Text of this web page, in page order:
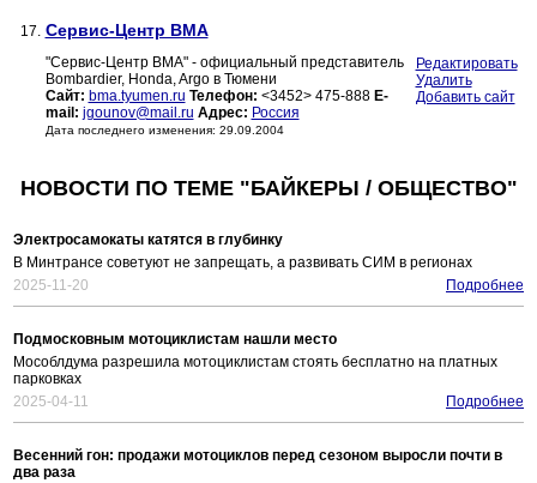
17. Сервис-Центр BMA
"Сервис-Центр BMA" - официальный представитель
Bombardier, Honda, Argo в Тюмени
Сайт: bma.tyumen.ru Телефон: <3452> 475-888 E-
mail: jgounov@mail.ru Адрес: Россия
Дата последнего изменения: 29.09.2004
Редактировать
Удалить
Добавить сайт
НОВОСТИ ПО ТЕМЕ "БАЙКЕРЫ / ОБЩЕСТВО"
Электросамокаты катятся в глубинку
В Минтрансе советуют не запрещать, а развивать СИМ в регионах
2025-11-20
Подробнее
Подмосковным мотоциклистам нашли место
Мособлдума разрешила мотоциклистам стоять бесплатно на платных
парковках
2025-04-11
Подробнее
Весенний гон: продажи мотоциклов перед сезоном выросли почти в
два раза